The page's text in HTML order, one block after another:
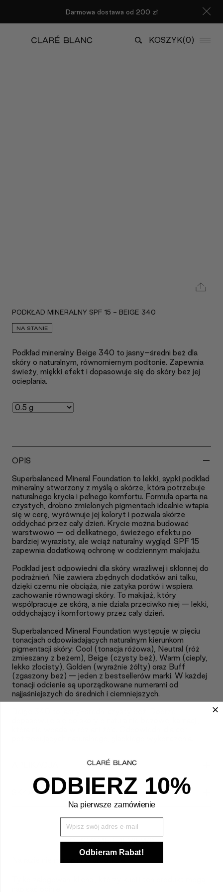
Darmowa dostawa od 200 zł
KOSZYK(0)
PODKŁAD MINERALNY SPF 15 - BEIGE 340
NA STANIE
Podkład mineralny Beige 340 to jasny–średni beż dla
skóry o naturalnym, równomiernym podtonie. Zapewnia
świeży, miękki efekt i dopasowuje się do skóry bez jej
ocieplania.
OPIS -
Superbalanced Mineral Foundation to lekki, sypki podkład
mineralny stworzony z myślą o skórze, która potrzebuje
naturalnego krycia i pełnego komfortu. Formuła oparta na
czystych, drobno zmielonych pigmentach idealnie wtapia
się w cerę, wyrównuje jej koloryt i pozwala skórze
oddychać przez cały dzień. Krycie można budować
warstwowo — od delikatnego, świeżego efektu po
bardziej wyrazisty, ale wciąż naturalny wygląd. SPF 15
zapewnia dodatkową ochronę w codziennym makijażu.
Podkład jest odpowiedni dla skóry wrażliwej i skłonnej do
podrażnień. Nie zawiera zbędnych dodatków ani talku,
dzięki czemu nie obciąża, nie zatyka porów i wspiera
zachowanie równowagi skóry. To makijaż, który
współpracuje ze skórą, a nie działa przeciwko niej — lekki,
oddychający i komfortowy przez cały dzień.
Superbalanced Mineral Foundation występuje w pięciu
tonacjach odpowiadających naturalnym kierunkom
pigmentacji skóry: Cool (tonacja różowa), Neutral (róż
zmieszany z beżem), Beige (czysty beż), Warm (ciepły,
lekko złocisty), Golden (wyraźnie żółty) oraz Buff
(zgaszony beż) — jeden z bestsellerów marki. W każdej
tonacji odcienie są uporządkowane numerami od
najjaśniejszych do średnich i ciemniejszych.
SKŁAD
CUSTOMER REVIEWS
ODBIERZ 10%
Na pierwsze zamówienie
Wpisz Swój mail
Odbieram Rabat!